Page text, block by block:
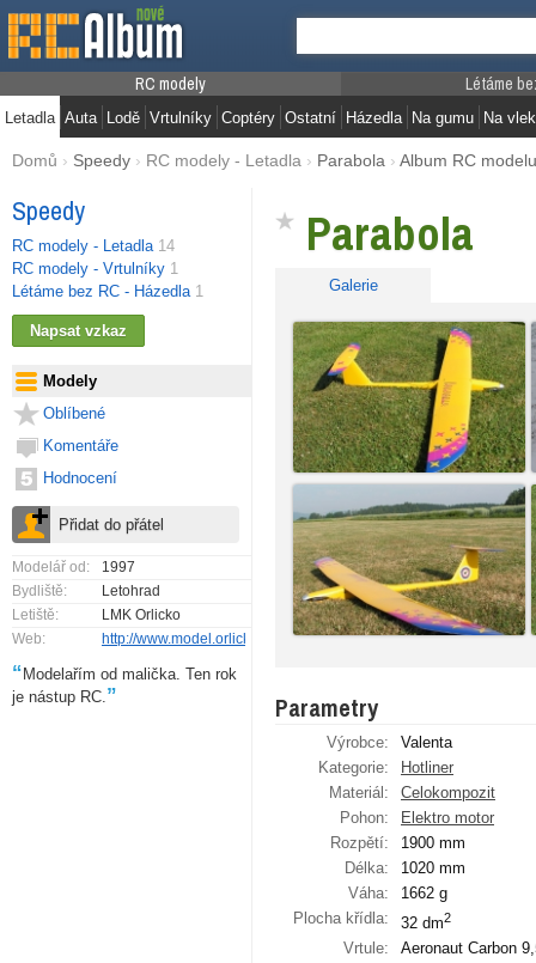
RC modely
Letadla Auta Lodě Vrtulníky Coptéry Ostatní
Létáme
Házedla Na gumu Na vlek
Domů › Speedy › RC modely - Letadla › Parabola › Album RC modelu
Speedy
RC modely - Letadla 14
RC modely - Vrtulníky 1
Létáme bez RC - Házedla 1
Modely
Oblíbené
Komentáře
Hodnocení
Modelář od:
1997
Bydliště:
Letohrad
Letiště:
LMK Orlicko
Web:
http://www.model.orlicko.cz/
“ Modelařím od malička. Ten rok
je nástup RC.”
Parabola
Galerie
Parametry
Výrobce:
Valenta
Kategorie:
Hotliner
Materiál:
Celokompozit
Pohon:
Elektro motor
Rozpětí:
1900 mm
Délka:
1020 mm
Váha:
1662 g
Plocha křídla:
32 dm2
Vrtule:
Aeronaut Carbon